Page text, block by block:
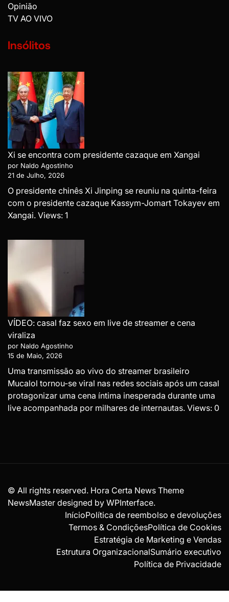
Opinião
TV AO VIVO
Insólitos
Xi se encontra com presidente cazaque em Xangai
por Naldo Agostinho
21 de Julho, 2026
O presidente chinês Xi Jinping se reuniu na quinta-feira
com o presidente cazaque Kassym-Jomart Tokayev em
Xangai. Views: 1
VÍDEO: casal faz sexo em live de streamer e cena
viraliza
por Naldo Agostinho
15 de Maio, 2026
Uma transmissão ao vivo do streamer brasileiro
Mucalol tornou-se viral nas redes sociais após um casal
protagonizar uma cena íntima inesperada durante uma
live acompanhada por milhares de internautas. Views: 0
© All rights reserved. Hora Certa News Theme
NewsMaster designed by WPInterface.
InícioPolítica de reembolso e devoluções
Termos & CondiçõesPolítica de Cookies
Estratégia de Marketing e Vendas
Estrutura OrganizacionalSumário executivo
Política de Privacidade